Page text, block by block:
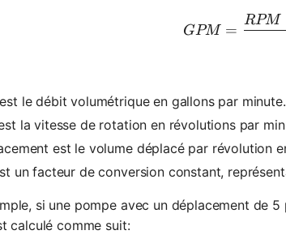
GPM =
RPM
le débit volumétrique en gallons par minute.
la vitesse de rotation en révolutions par
est le volume déplacé par révolution
un facteur de conversion constant,
si une pompe avec un déplacement de
calculé comme suit: